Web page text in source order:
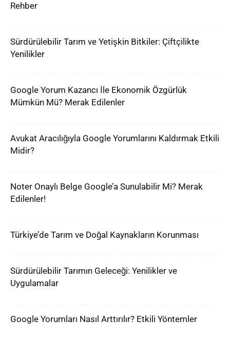
Rehber
Sürdürülebilir Tarım ve Yetişkin Bitkiler: Çiftçilikte
Yenilikler
Google Yorum Kazancı İle Ekonomik Özgürlük
Mümkün Mü? Merak Edilenler
Avukat Aracılığıyla Google Yorumlarını Kaldırmak Etkili
Midir?
Noter Onaylı Belge Google’a Sunulabilir Mi? Merak
Edilenler!
Türkiye’de Tarım ve Doğal Kaynakların Korunması
Sürdürülebilir Tarımın Geleceği: Yenilikler ve
Uygulamalar
Google Yorumları Nasıl Arttırılır? Etkili Yöntemler